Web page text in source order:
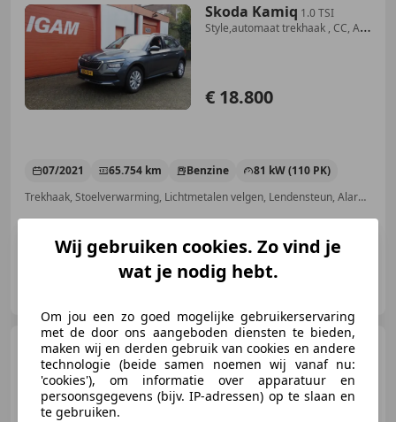
Skoda Kamiq 1.0 TSI
Style,automaat trekhaak , CC, AC,
€ 18.800
07/2021 65.754 km Benzine
81 kW (110 PK)
Trekhaak, Stoelverwarming, Lichtmetalen velgen, Lendensteun, Alarm, Dakrails, Digitale radio-ontvangst, Android Auto
Igam Automobielen
Mercedes-Benz A 200
Prestige, CC, airco Navi, car play,
etc
Wij gebruiken cookies. Zo vind je
wat je nodig hebt.
Om jou een zo goed mogelijke gebruikerservaring
met de door ons aangeboden diensten te bieden,
maken wij en derden gebruik van cookies en andere
technologie (beide samen noemen wij vanaf nu:
'cookies'), om informatie over apparatuur en
persoonsgegevens (bijv. IP-adressen) op te slaan en
te gebruiken.